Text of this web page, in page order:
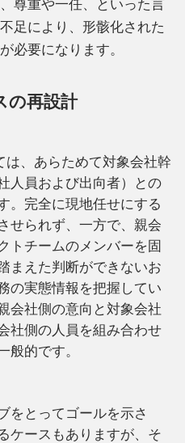
尊重や一任、といった言
足により、形骸化された
必要になります。
の再設計
は、あらためて対象会社幹
人員および出向者）との
。完全に現地任せにする
せられず、一方で、親会
トチームのメンバーを固
まえた判断ができないお
の実態情報を把握してい
会社側の意向と対象会社
社側の人員を組み合わせ
般的です。
をとってゴールを示さ
ケースもありますが、そ